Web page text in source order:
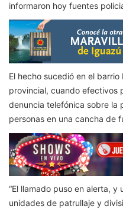
informaron hoy fuentes
El hecho sucedió en el
provincial, cuando efectivos
denuncia telefónica sobre la
personas en una cancha de
“El llamado puso en alerta,
unidades de patrullaje y